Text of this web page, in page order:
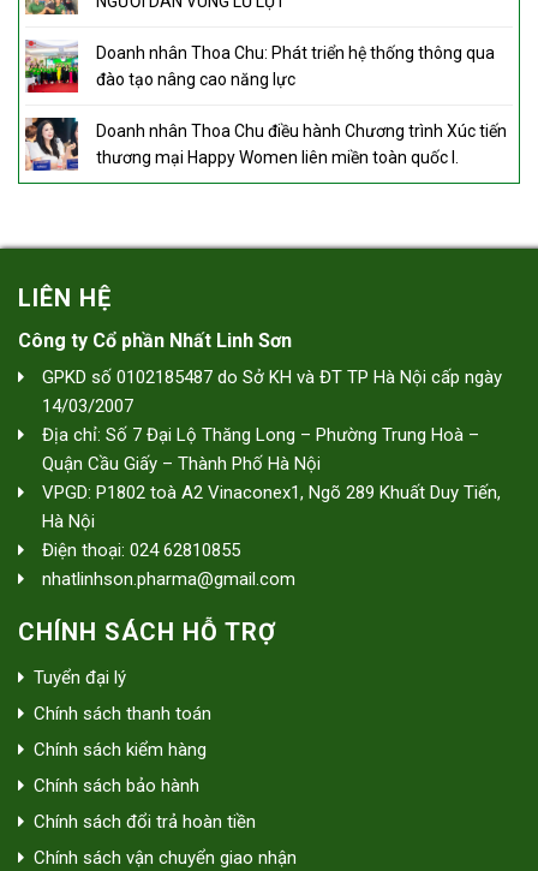
Doanh nhân Thoa Chu: Phát triển hệ thống thông qua
đào tạo nâng cao năng lực
Doanh nhân Thoa Chu điều hành Chương trình Xúc tiến
thương mại Happy Women liên miền toàn quốc I.
LIÊN HỆ
Công ty Cổ phần Nhất Linh Sơn
GPKD số 0102185487 do Sở KH và ĐT TP Hà Nội cấp ngày
14/03/2007
Địa chỉ: Số 7 Đại Lộ Thăng Long – Phường Trung Hoà –
Quận Cầu Giấy – Thành Phố Hà Nội
VPGD: P1802 toà A2 Vinaconex1, Ngõ 289 Khuất Duy Tiến,
Hà Nội
Điện thoại: 024 62810855
nhatlinhson.pharma@gmail.com
CHÍNH SÁCH HỖ TRỢ
Tuyển đại lý
Chính sách thanh toán
Chính sách kiểm hàng
Chính sách bảo hành
Chính sách đổi trả hoàn tiền
Chính sách vận chuyển giao nhận